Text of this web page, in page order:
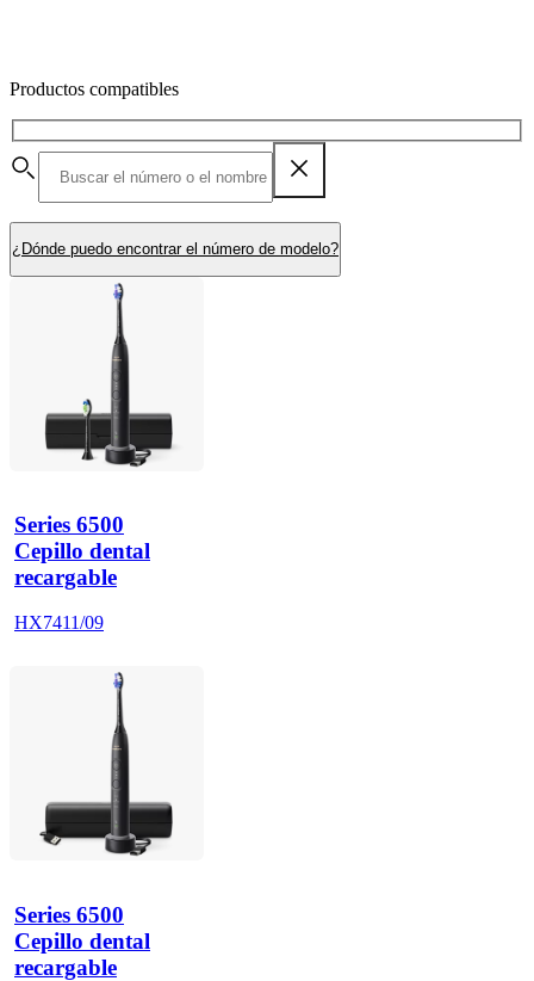
Productos compatibles
¿Dónde puedo encontrar el número de modelo?
Series 6500
Cepillo dental
recargable
HX7411/09
Series 6500
Cepillo dental
recargable